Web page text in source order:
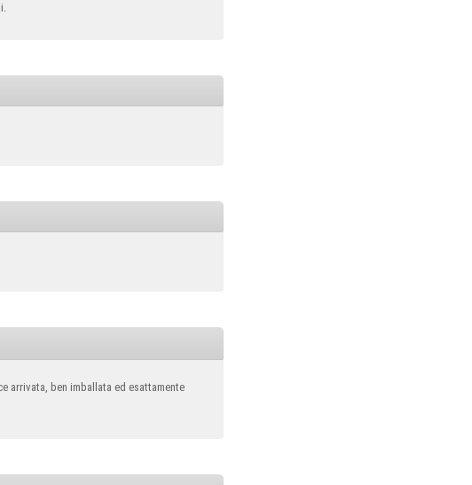
arrivata, ben imballata ed esattamente